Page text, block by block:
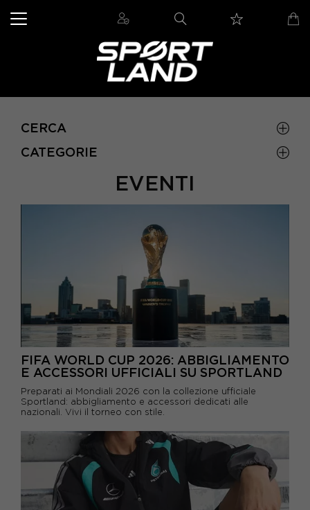
EVENTI
FIFA WORLD CUP 2026: ABBIGLIAMENTO
E ACCESSORI UFFICIALI SU SPORTLAND
Preparati ai Mondiali 2026 con la collezione ufficiale
Sportland: abbigliamento e accessori dedicati alle
nazionali. Vivi il torneo con stile.
CERCA
CATEGORIE